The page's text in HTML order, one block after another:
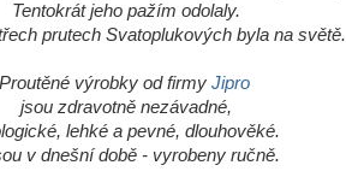
Tentokrát jeho pažím odolaly.
prutech Svatoplukových byla na světě.
Proutěné výrobky od firmy Jipro
jsou zdravotně nezávadné,
lehké a pevné, dlouhověké.
v dnešní době - vyrobeny ručně.